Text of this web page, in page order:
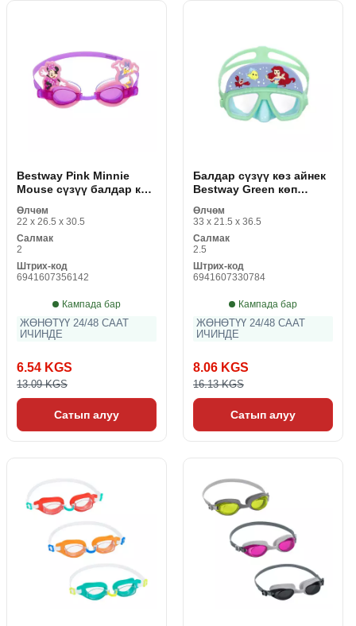
Bestway Pink Minnie
Mouse сүзүү балдар көз
Өлчөм
22 x 26.5 x 30.5
Салмак
2
Штрих-код
6941607356142
Кампада бар
ЖӨНӨТҮҮ 24/48 СААТ
ИЧИНДЕ
6.54 KGS
13.09 KGS
Сатып алуу
Балдар сүзүү көз айнек
Bestway Green көп
Өлчөм
33 x 21.5 x 36.5
Салмак
2.5
Штрих-код
6941607330784
Кампада бар
ЖӨНӨТҮҮ 24/48 СААТ
ИЧИНДЕ
8.06 KGS
16.13 KGS
Сатып алуу